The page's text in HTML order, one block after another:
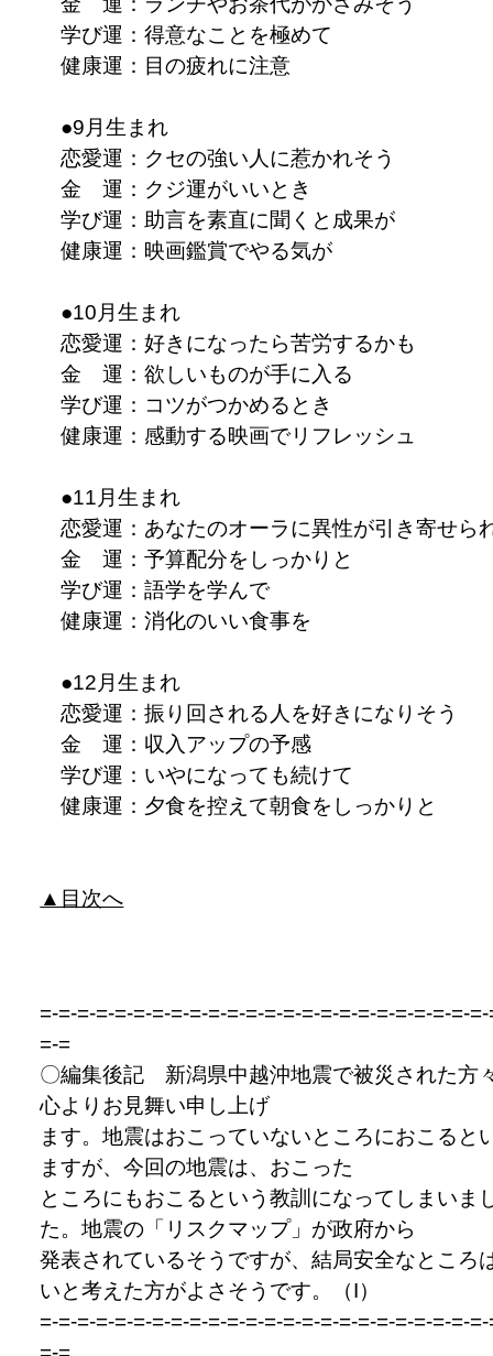
学び運：得意なことを極めて
健康運：目の疲れに注意
●9月生まれ
恋愛運：クセの強い人に惹かれそう
金 運：クジ運がいいとき
学び運：助言を素直に聞くと成果が
健康運：映画鑑賞でやる気が
●10月生まれ
恋愛運：好きになったら苦労するかも
金 運：欲しいものが手に入る
学び運：コツがつかめるとき
健康運：感動する映画でリフレッシュ
●11月生まれ
恋愛運：あなたのオーラに異性が引き寄せら
金 運：予算配分をしっかりと
学び運：語学を学んで
健康運：消化のいい食事を
●12月生まれ
恋愛運：振り回される人を好きになりそう
金 運：収入アップの予感
学び運：いやになっても続けて
健康運：夕食を控えて朝食をしっかりと
▲目次へ
=-=-=-=-=-=-=-=-=-=-=-=-=-=-=-=-=-=-=-=-=-=-=-
=-=
〇編集後記 新潟県中越沖地震で被災された方
心よりお見舞い申し上げ
ます。地震はおこっていないところにおこると
ますが、今回の地震は、おこった
ところにもおこるという教訓になってしまいま
た。地震の「リスクマップ」が政府から
発表されているそうですが、結局安全なところ
いと考えた方がよさそうです。（I）
=-=-=-=-=-=-=-=-=-=-=-=-=-=-=-=-=-=-=-=-=-=-=-